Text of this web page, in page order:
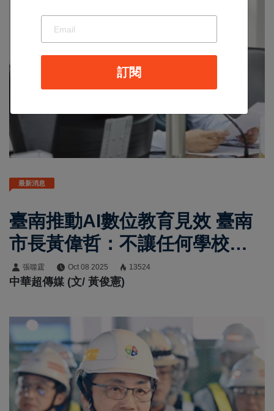
最新消息
臺南推動AI數位教育見效 臺南
市長黃偉哲：不讓任何學校落
隊張噬霆 Oct 08 2025 13524
中華超傳媒 (文/ 黃俊憲)
訂閱